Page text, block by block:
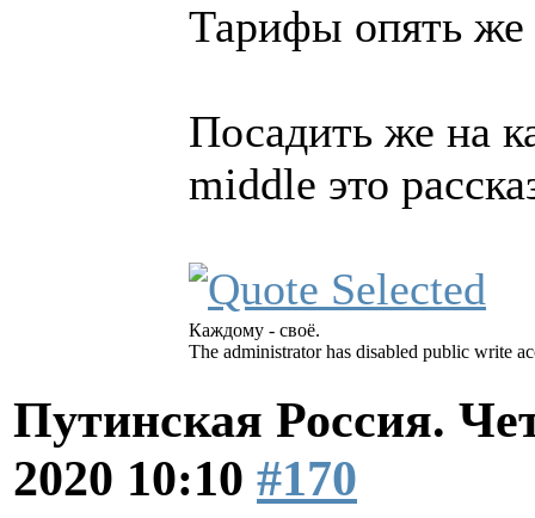
Тарифы опять
Посадить же на
middle это
Каждому - своё.
The administrator has disabled public write
Путинская Россия.
2020 10:10 #170